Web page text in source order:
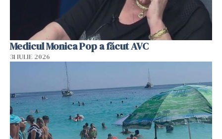
Medicul Monica Pop a făcut AVC
31 IULIE 2026